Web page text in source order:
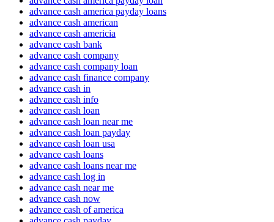
advance cash america payday loans
advance cash american
advance cash americia
advance cash bank
advance cash company
advance cash company loan
advance cash finance company
advance cash in
advance cash info
advance cash loan
advance cash loan near me
advance cash loan payday
advance cash loan usa
advance cash loans
advance cash loans near me
advance cash log in
advance cash near me
advance cash now
advance cash of america